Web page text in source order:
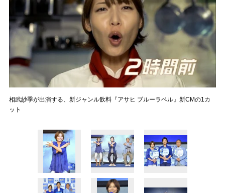
相武紗季が出演する、新ジャンル飲料『アサヒ ブルーラベル』新CMの1カ
ット